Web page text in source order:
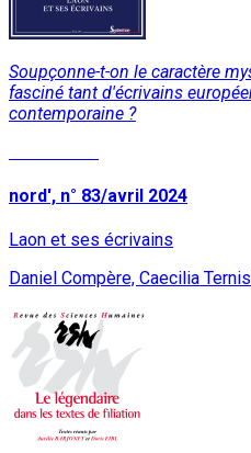
Soupçonne-t-on le caractère
fasciné tant d'écrivains
contemporaine ?
nord', n° 83/avril 2024
Laon et ses écrivains
Daniel Compère, Caecilia